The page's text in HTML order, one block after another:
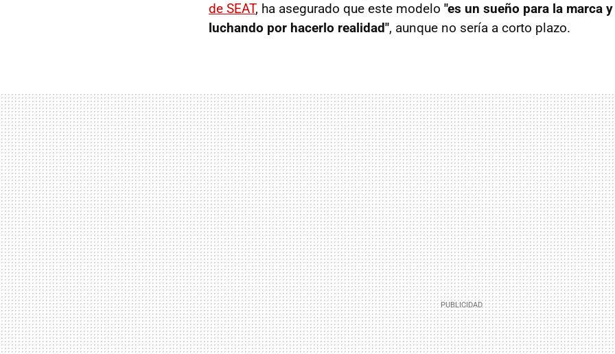
de SEAT, ha asegurado que este modelo "es un sueño para la marca
luchando por hacerlo realidad", aunque no sería a corto plazo.